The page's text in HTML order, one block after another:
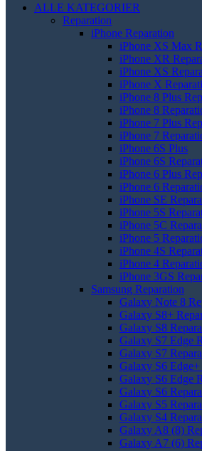
ALLE KATEGORIER
Reparation
iPhone Reparation
iPhone XS Max
iPhone XR
iPhone XS
iPhone X
iPhone 8 Plus
iPhone 8
iPhone 7 Plus
iPhone 7
iPhone 6S Plus
iPhone 6S
iPhone 6 Plus
iPhone 6
iPhone SE
iPhone 5S
iPhone 5C
iPhone 5
iPhone 4S
iPhone 4
iPhone 3GS
Samsung Reparation
Galaxy Note 8
Galaxy S8+
Galaxy S8
Galaxy S7 Edge
Galaxy S7
Galaxy S6 Edge+
Galaxy S6 Edge
Galaxy S6
Galaxy S5
Galaxy S4
Galaxy A8 (8)
Galaxy A7 (6)